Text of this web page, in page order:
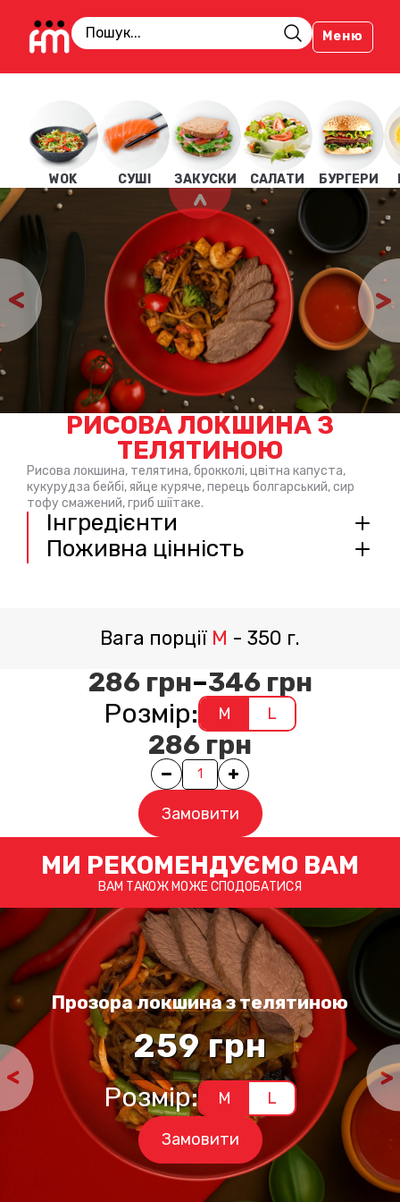
Меню
WOK СУШІ ЗАКУСКИ САЛАТИ БУРГЕРИ
РИСОВА ЛОКШИНА З
ТЕЛЯТИНОЮ
Рисова локшина, телятина, брокколі, цвітна капуста,
кукурудза бейбі, яйце куряче, перець болгарський, сир
тофу смажений, гриб шіїтаке.
Інгредієнти
Поживна цінність
Вага порції M - 350 г.
286 грн–346 грн
Розмір:
M L
286 грн
Quantity
Замовити
МИ РЕКОМЕНДУЄМО ВАМ
ВАМ ТАКОЖ МОЖЕ СПОДОБАТИСЯ
Прозора локшина з телятиною
259грн
Розмір: M L
Замовити
Цей
товар
має
кілька
варіантів.
Параметри
можна
вибрати